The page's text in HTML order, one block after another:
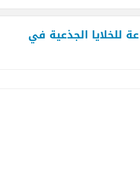
للخلايا الجذعية في